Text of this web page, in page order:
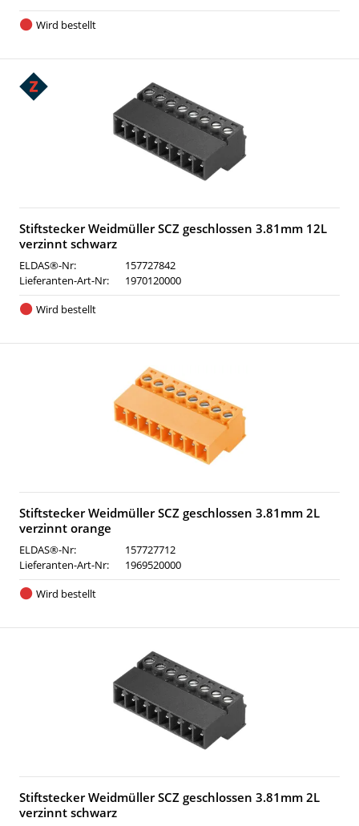
Wird bestellt
Stiftstecker Weidmüller SCZ geschlossen 3.81mm 12L
verzinnt schwarz
ELDAS®-Nr:
157727842
Lieferanten-Art-Nr:
1970120000
Wird bestellt
Stiftstecker Weidmüller SCZ geschlossen 3.81mm 2L
verzinnt orange
ELDAS®-Nr:
157727712
Lieferanten-Art-Nr:
1969520000
Wird bestellt
Stiftstecker Weidmüller SCZ geschlossen 3.81mm 2L
verzinnt schwarz